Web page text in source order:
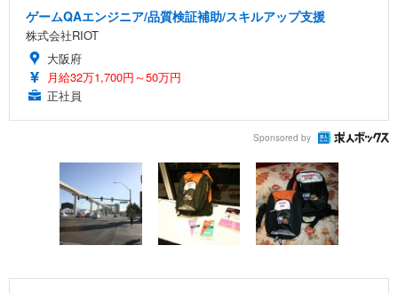
ゲームQAエンジニア/品質検証補助/スキルアップ支援
株式会社RIOT
大阪府
月給32万1,700円～50万円
正社員
Sponsored by